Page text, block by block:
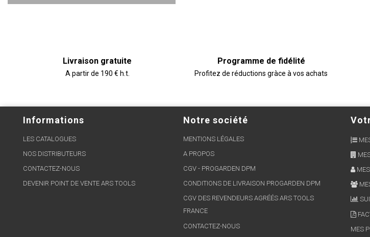
Livraison gratuite
A partir de 190 € h.t.
Programme de fidélité
Profitez de réductions gràce à vos achats
Informations
LES CATALOGUES
NOS DISTRIBUTEURS
CONTACTEZ-NOUS
DEVENIR POINT DE VENTE ARS TOOLS
Notre société
MENTIONS LÉGALES
A PROPOS
CGV - PROGARDEN DPM
CONDITIONS DE LIVRAISON PROGARDEN DPM
CGV DES REVENDEURS AGRÉÉS ARS TOOLS
FRANCE
CONTACTEZ-NOUS
MES
MES